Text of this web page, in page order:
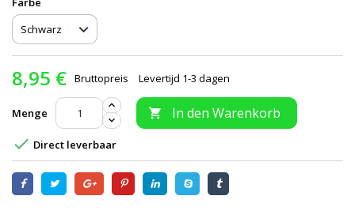
8,95 € Bruttopreis Levertijd 1-3 dagen
Menge  In den Warenkorb
 Direct leverbaar